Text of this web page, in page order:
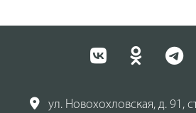
ул. Новохохловская, д. 91,